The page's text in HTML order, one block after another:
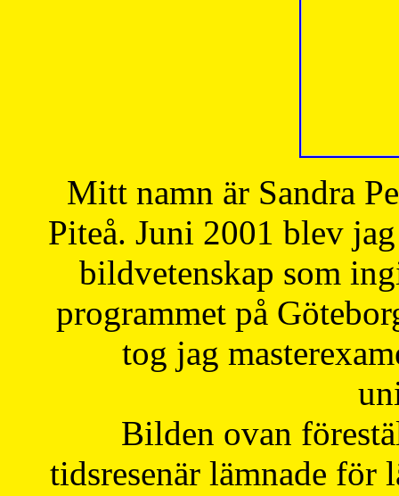
Mitt namn är Sandra
Piteå. Juni 2001 blev
bildvetenskap som
programmet på
tog jag
Bilden ovan
tidsresenär lämnade för